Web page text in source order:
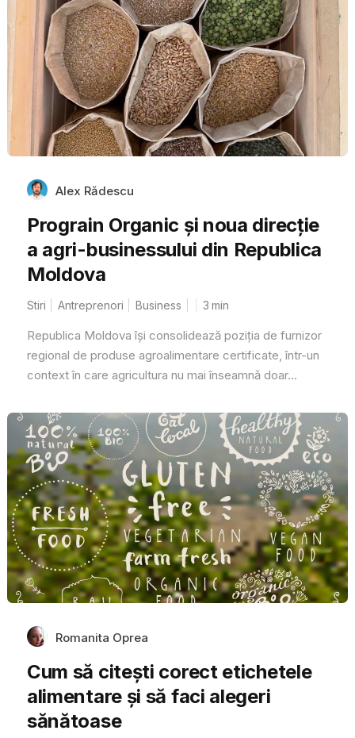
Alex Rădescu
Prograin Organic și noua direcție
a agri-businessului din Republica
Moldova
Stiri Antreprenori Business 3 min
Republica Moldova își consolidează poziția de furnizor
regional de produse agroalimentare certificate, într-un
context în care agricultura nu mai înseamnă doar...
Romanita Oprea
Cum să citești corect etichetele
alimentare și să faci alegeri
sănătoase